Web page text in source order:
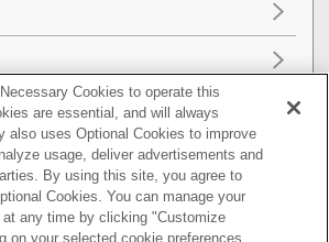
사용하기
Cookies to operate this
are essential, and will always
also uses Optional Cookies to improve
usage, deliver advertisements and
By using this site, you agree to
Cookies. You can manage your
any time by clicking "Customize
on your selected cookie preferences,